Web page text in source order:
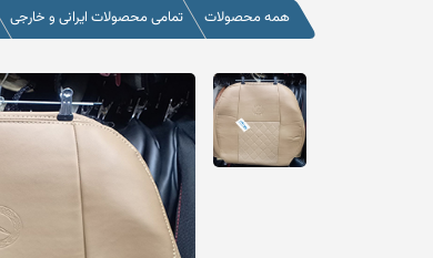
همه محصولات تمامی محصولات ایرانی و خارجی